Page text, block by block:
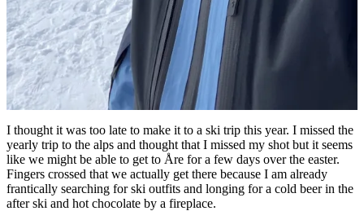
I thought it was too late to make it to a ski trip this year. I missed the
yearly trip to the alps and thought that I missed my shot but it seems
like we might be able to get to Åre for a few days over the easter.
Fingers crossed that we actually get there because I am already
frantically searching for ski outfits and longing for a cold beer in the
after ski and hot chocolate by a fireplace.